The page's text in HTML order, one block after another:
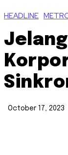
HEADLINE
October 17, 2023